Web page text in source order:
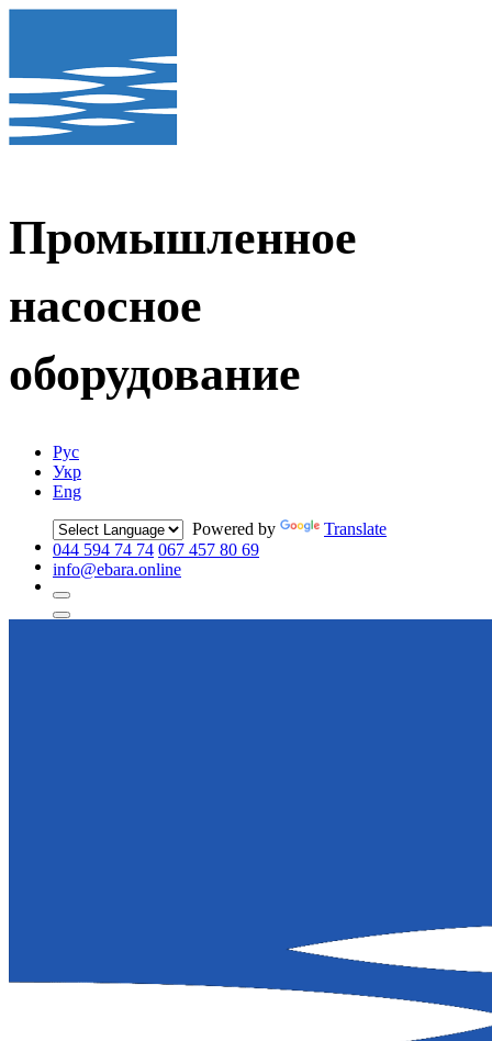
Промышленное
насосное
оборудование
Рус
Укр
Eng
Powered by
Translate
044 594 74 74 067 457 80 69
info@ebara.online